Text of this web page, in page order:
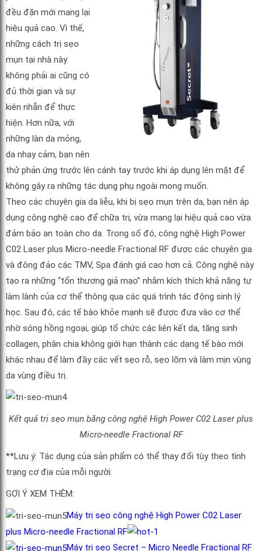
đều đặn mới mang lại
hiệu quả cao. Vì thế,
những cách trị sẹo
mụn tại nhà này
không phải ai cũng có
đủ thời gian và sự
kiên nhẫn để thực
hiện. Hơn nữa, với
những làn da mỏng,
da nhạy cảm, bạn nên
thử phản ứng trước lên cánh tay trước khi áp dụng lên mặt để
không gây ra những tác dụng phụ ngoài mong muốn.
Theo các chuyên gia da liễu, khi bị sẹo mụn trên da, bạn nên áp
dụng công nghệ cao để chữa trị, vừa mang lại hiệu quả cao vừa
đảm bảo an toàn cho da. Trong số đó, công nghệ High Power
C02 Laser plus Micro-needle Fractional RF được các chuyên gia
và đông đảo các TMV, Spa đánh giá cao hơn cả. Công nghệ này
tạo ra những “tổn thương giả mạo” nhằm kích thích khả năng tự
làm lành của cơ thể thông qua các quá trình tác động sinh lý
học. Sau đó, các tế bào khỏe mạnh sẽ được đưa vào cơ thể
nhờ sóng hồng ngoại, giúp tổ chức các liên kết da, tăng sinh
collagen, phân chia không giới hạn thành các dạng tế bào mới
khác nhau để làm đầy các vết sẹo rỗ, sẹo lõm và làm mịn vùng
da vùng điều trị.
Kết quả trị sẹo mụn bằng công nghệ High Power C02 Laser plus
Micro-needle Fractional RF
**Lưu ý: Tác dụng của sản phẩm có thể thay đổi tùy theo tình
trạng cơ địa của mỗi người.
GỢI Ý XEM THÊM:
Máy trị sẹo công nghệ High Power C02 Laser
plus Micro-needle Fractional RF
Máy trị sẹo Secret – Micro Needle Fractional RF